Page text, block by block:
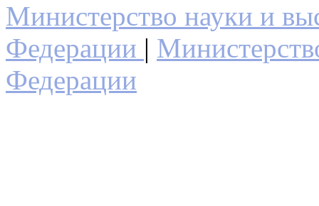
Министерство науки и
Федерации |
Федерации